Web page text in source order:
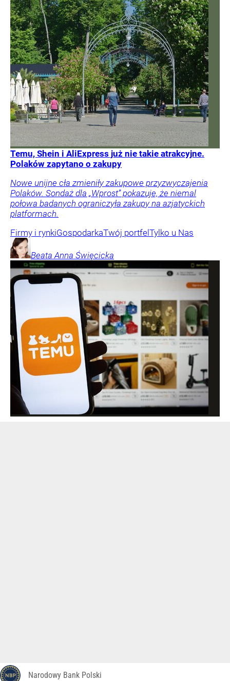
Temu, Shein i AliExpress już nie takie atrakcyjne.
Polaków zapytano o zakupy
Nowe unijne cła zmieniły zakupowe przyzwyczajenia
Polaków. Sondaż dla „Wprost” pokazuje, że niemal
połowa badanych ograniczyła zakupy na azjatyckich
platformach.
Firmy i rynkiGospodarkaTwój portfelTylko u Nas
Beata Anna Święcicka
Narodowy Bank Polski